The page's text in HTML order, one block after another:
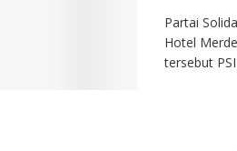
Partai
Hotel
tersebut PSI